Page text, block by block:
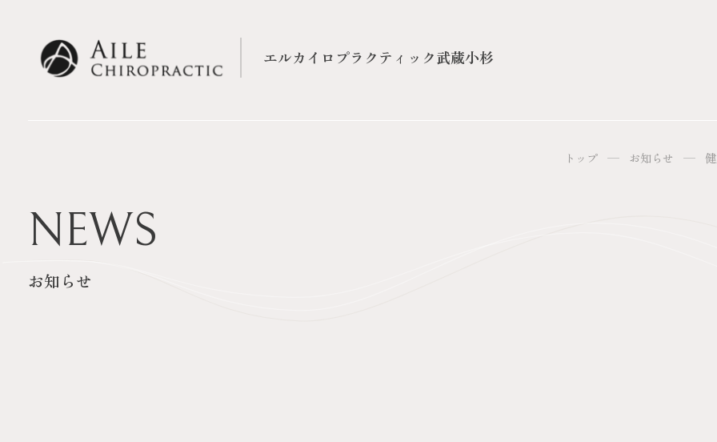
エルカイロプラクティック武蔵小杉
トップ お知らせ
NEWS
お知らせ